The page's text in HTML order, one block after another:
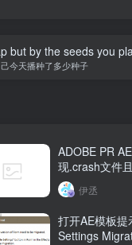
but by the seeds you
今天播种了多少种子
ADOBE PR
现.crash文件
伊丞
打开AE模板提
Settings